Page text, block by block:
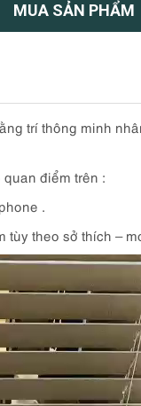
MUA SẢN PHẨM
trí thông minh
điểm trên :
.
theo sở thích –